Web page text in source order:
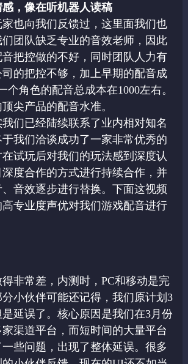
，像在听机器人读稿
也向我们反馈过，这里面我们也
团队缺乏专业的音效老师，因此
把控做的不好，同时团队人力有
的把控不够， 加上早期的配音成
个角色的配音总成本在1000左右。
顶尖产品的配音水准。
们已经陆续联系了业内相对知名
我们洽谈成功了一家非常优秀的
试玩后对我们的玩法感到深度认
度合作的方式进行持续合作，并
音效逐步进行替换。下面这视频
专业度声优对我们游戏配音进行
非常差，内测时，PC和移动是完
小伙伴可能还记得， 我们原计划3
是延误了。核心原因是我们在3月份
家渠道平台，而短时间的大量平台
些问题，出现了整体延误。很多